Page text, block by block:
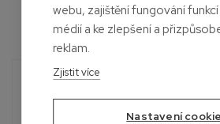
Potřebujete poradit?
Roman
webu, zajištění fungování
médií a ke zlepšení a
reklam.
Zjistit více
Nastavení